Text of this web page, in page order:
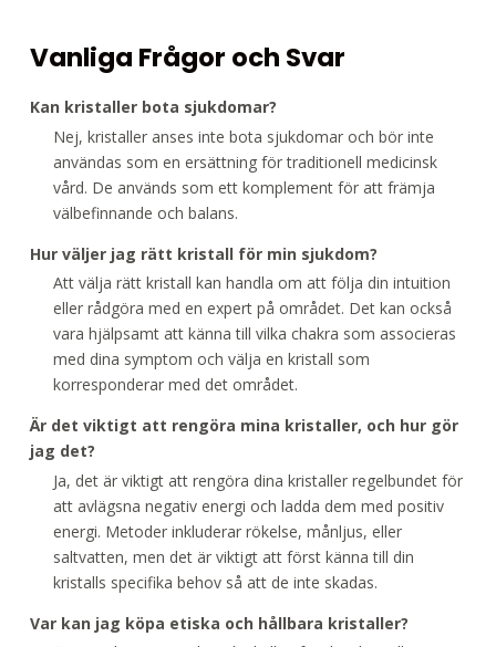
Vanliga Frågor och Svar
Kan kristaller bota sjukdomar?
Nej, kristaller anses inte bota sjukdomar och bör inte
användas som en ersättning för traditionell medicinsk
vård. De används som ett komplement för att främja
välbefinnande och balans.
Hur väljer jag rätt kristall för min sjukdom?
Att välja rätt kristall kan handla om att följa din intuition
eller rådgöra med en expert på området. Det kan också
vara hjälpsamt att känna till vilka chakra som associeras
med dina symptom och välja en kristall som
korresponderar med det området.
Är det viktigt att rengöra mina kristaller, och hur gör
jag det?
Ja, det är viktigt att rengöra dina kristaller regelbundet för
att avlägsna negativ energi och ladda dem med positiv
energi. Metoder inkluderar rökelse, månljus, eller
saltvatten, men det är viktigt att först känna till din
kristalls specifika behov så att de inte skadas.
Var kan jag köpa etiska och hållbara kristaller?